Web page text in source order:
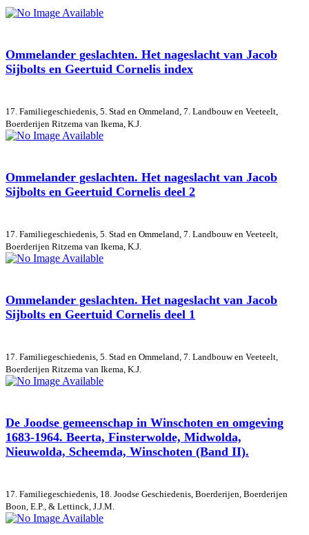
Ommelander geslachten. Het nageslacht van Jacob
Sijbolts en Geertuid Cornelis index
17. Familiegeschiedenis, 5. Stad en Ommeland, 7. Landbouw en Veeteelt,
Boerderijen Ritzema van Ikema, K.J.
Ommelander geslachten. Het nageslacht van Jacob
Sijbolts en Geertuid Cornelis deel 2
17. Familiegeschiedenis, 5. Stad en Ommeland, 7. Landbouw en Veeteelt,
Boerderijen Ritzema van Ikema, K.J.
Ommelander geslachten. Het nageslacht van Jacob
Sijbolts en Geertuid Cornelis deel 1
17. Familiegeschiedenis, 5. Stad en Ommeland, 7. Landbouw en Veeteelt,
Boerderijen Ritzema van Ikema, K.J.
De Joodse gemeenschap in Winschoten en omgeving
1683-1964. Beerta, Finsterwolde, Midwolda,
Nieuwolda, Scheemda, Winschoten (Band II).
17. Familiegeschiedenis, 18. Joodse Geschiedenis, Boerderijen, Boerderijen
Boon, E.P., & Lettinck, J.J.M.